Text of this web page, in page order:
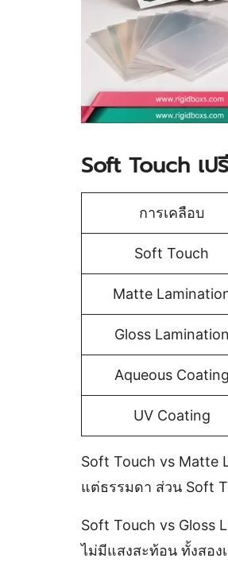
Soft Touch เป
การเคลือบ
Soft Touch
Matte
Gloss Lamination
Aqueous Coating
UV Coating
Soft Touch vs Matte
แต่ธรรมดา ส่วน Soft
Soft Touch vs Gloss
ไม่มีแสงสะท้อน ทั้งสอ